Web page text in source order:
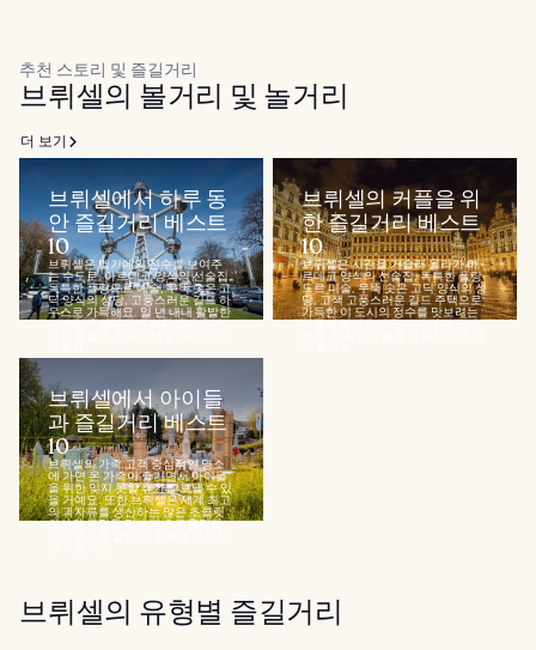
추천 스토리 및 즐길거리
브뤼셀의 볼거리 및 놀거리
더 보기
브뤼셀에서 하루 동
안 즐길거리 베스트
10
브뤼셀은 벨기에의 진수를 보여주
는 수도로, 아르데코 양식의 선술집,
독특한 플랑드르 예술, 우뚝 솟은 고
딕 양식의 성당, 고풍스러운 길드 하
우스로 가득해요. 일 년 내내 활발한
이벤트가 펼쳐지는 브뤼셀에서 만
브뤼셀의 커플을 위
한 즐길거리 베스트
10
브뤼셀은 시간을 거슬러 올라가 아
르데코 양식의 선술집, 독특한 플랑
드르 미술, 우뚝 솟은 고딕 양식의 성
당, 고색 고풍스러운 길드 주택으로
가득한 이 도시의 정수를 맛보려는
이들의 발걸음이 끊이지 않는 도시
브뤼셀에서 아이들
과 즐길거리 베스트
10
브뤼셀의 가족 고객 중심적인 명소
에 가면 온 가족이 즐기면서 아이들
을 위한 잊지 못할 휴가를 보낼 수 있
을 거예요. 또한 브뤼셀은 세계 최고
의 과자류를 생산하는 많은 초콜릿
회사와 공장들 덕분에 초코홀릭들
브뤼셀의 유형별 즐길거리